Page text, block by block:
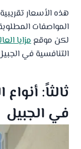
هذه الأسعار
المواصفات
لكن موقعمزايا
التنافسية في
ثالثاً:
في الجبيل